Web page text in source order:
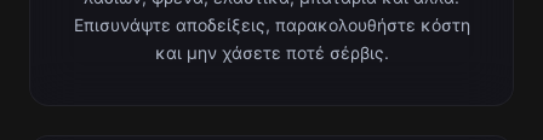
Επισυνάψτε αποδείξεις, παρακολουθήστε κόστη
και μην χάσετε ποτέ σέρβις.